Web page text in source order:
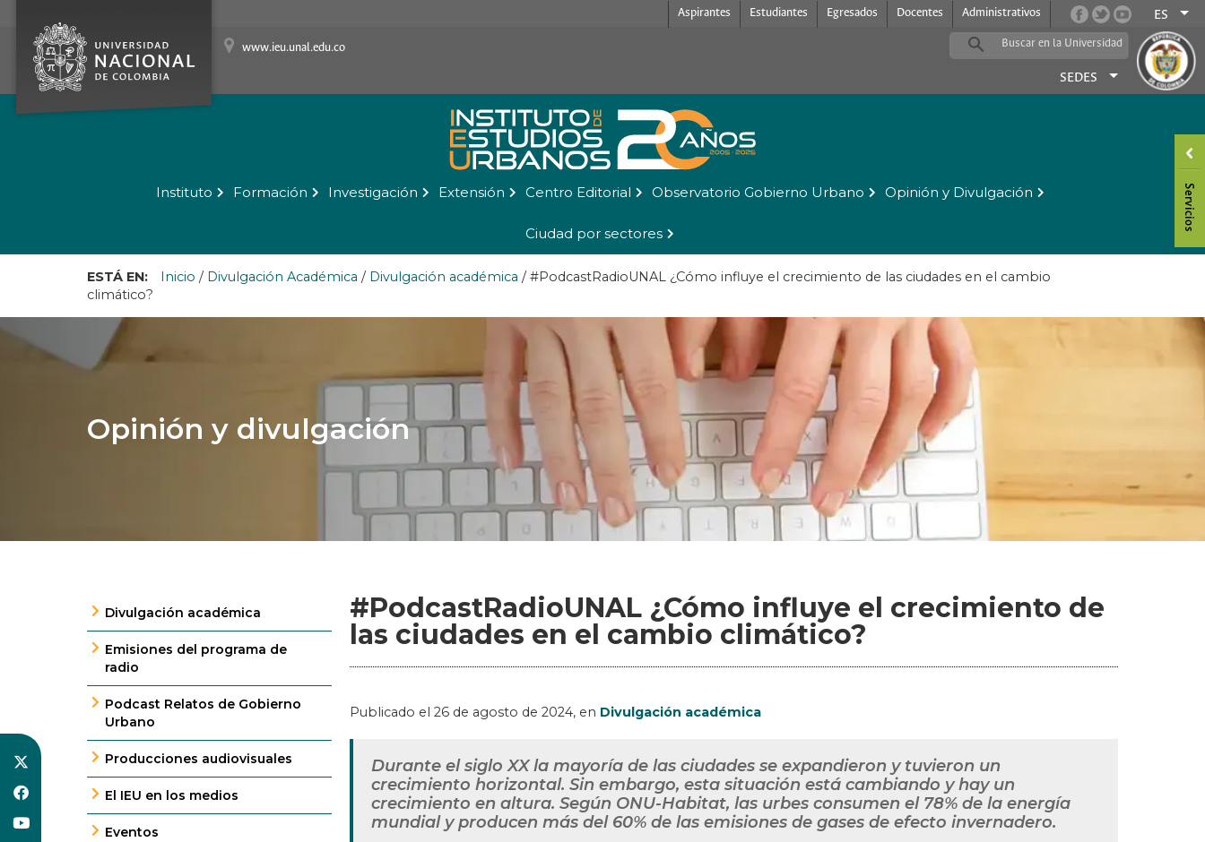
Aspirantes Estudiantes Egresados Docentes Administrativos ES
www.ieu.unal.edu.co
SEDES
Instituto Formación Investigación Extensión Centro Editorial Observatorio Gobierno Urbano Opinión y Divulgación
Ciudad por sectores
ESTÁ EN: Inicio / Divulgación Académica / Divulgación académica /#PodcastRadioUNAL ¿Cómo influye el crecimiento de las ciudades en el cambio
climático?
Opinión y divulgación
Divulgación académica
Emisiones del programa de
radio
Podcast Relatos de Gobierno
Urbano
Producciones audiovisuales
El IEU en los medios
Eventos
#PodcastRadioUNAL ¿Cómo influye el crecimiento de
las ciudades en el cambio climático?
Publicado el 26 de agosto de 2024, en Divulgación académica
Durante el siglo XX la mayoría de las ciudades se expandieron y tuvieron un
crecimiento horizontal. Sin embargo, esta situación está cambiando y hay un
crecimiento en altura. Según ONU-Habitat, las urbes consumen el 78% de la energía
mundial y producen más del 60% de las emisiones de gases de efecto invernadero.